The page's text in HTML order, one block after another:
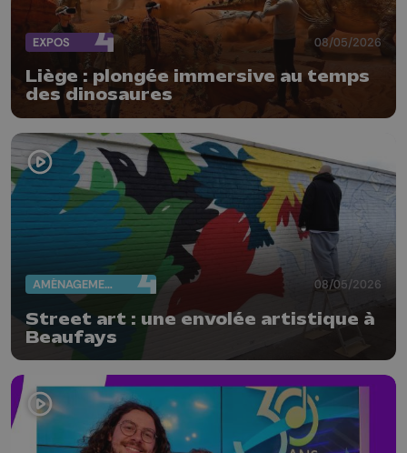
EXPOS 08/05/2026
Liège : plongée immersive au temps
des dinosaures
AMÉNAGEMENT DU TERRITOIRE 08/05/2026
Street art : une envolée artistique à
Beaufays